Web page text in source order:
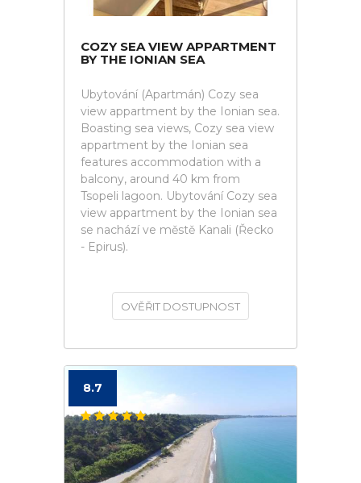
COZY SEA VIEW APPARTMENT
BY THE IONIAN SEA
Ubytování (Apartmán) Cozy sea
view appartment by the Ionian sea.
Boasting sea views, Cozy sea view
appartment by the Ionian sea
features accommodation with a
balcony, around 40 km from
Tsopeli lagoon. Ubytování Cozy sea
view appartment by the Ionian sea
se nachází ve městě Kanali (Řecko
- Epirus).
OVĚŘIT DOSTUPNOST
8.7